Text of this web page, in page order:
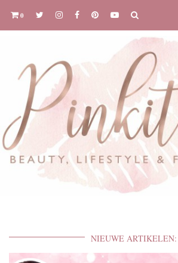
0
NIEUWE ARTIKELEN: